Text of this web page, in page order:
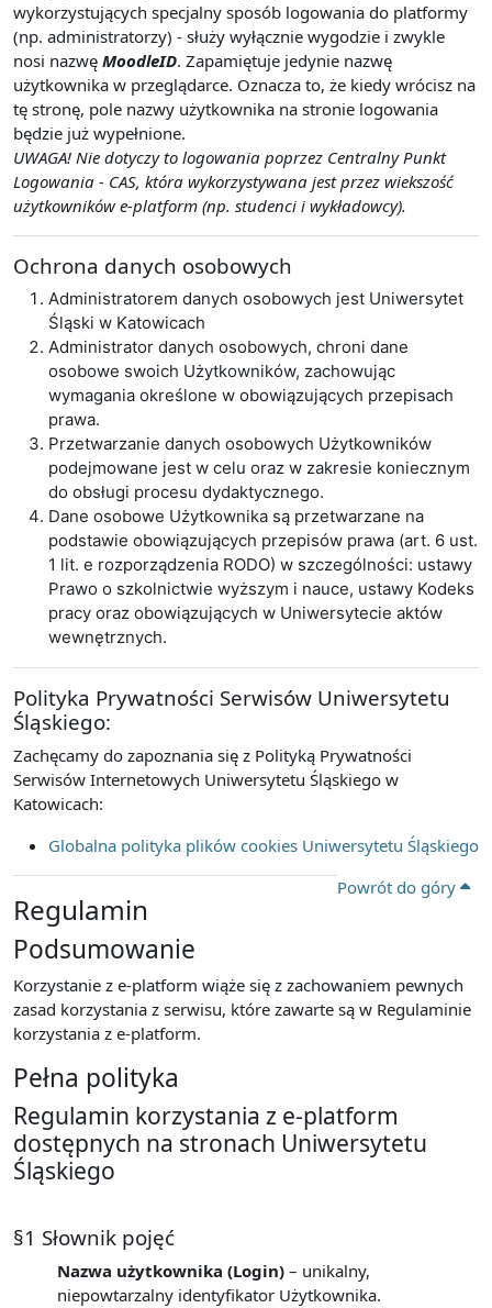
wykorzystujących specjalny sposób logowania do platformy
(np. administratorzy) - służy wyłącznie wygodzie i zwykle
nosi nazwę MoodleID. Zapamiętuje jedynie nazwę
użytkownika w przeglądarce. Oznacza to, że kiedy wrócisz na
tę stronę, pole nazwy użytkownika na stronie logowania
będzie już wypełnione.
UWAGA! Nie dotyczy to logowania poprzez Centralny Punkt
Logowania - CAS, która wykorzystywana jest przez wiekszość
użytkowników e-platform (np. studenci i wykładowcy).
Ochrona danych osobowych
Administratorem danych osobowych jest Uniwersytet
Śląski w Katowicach
Administrator danych osobowych, chroni dane
osobowe swoich Użytkowników, zachowując
wymagania określone w obowiązujących przepisach
prawa.
Przetwarzanie danych osobowych Użytkowników
podejmowane jest w celu oraz w zakresie koniecznym
do obsługi procesu dydaktycznego.
Dane osobowe Użytkownika są przetwarzane na
podstawie obowiązujących przepisów prawa (art. 6 ust.
1 lit. e rozporządzenia RODO) w szczególności: ustawy
Prawo o szkolnictwie wyższym i nauce, ustawy Kodeks
pracy oraz obowiązujących w Uniwersytecie aktów
wewnętrznych.
Polityka Prywatności Serwisów Uniwersytetu
Śląskiego:
Zachęcamy do zapoznania się z Polityką Prywatności
Serwisów Internetowych Uniwersytetu Śląskiego w
Katowicach:
Globalna polityka plików cookies Uniwersytetu Śląskiego
Powrót do góry
Regulamin
Podsumowanie
Korzystanie z e-platform wiąże się z zachowaniem pewnych
zasad korzystania z serwisu, które zawarte są w Regulaminie
korzystania z e-platform.
Pełna polityka
Regulamin korzystania z e-platform
dostępnych na stronach Uniwersytetu
Śląskiego
§1 Słownik pojęć
Nazwa użytkownika (Login) – unikalny,
niepowtarzalny identyfikator Użytkownika.